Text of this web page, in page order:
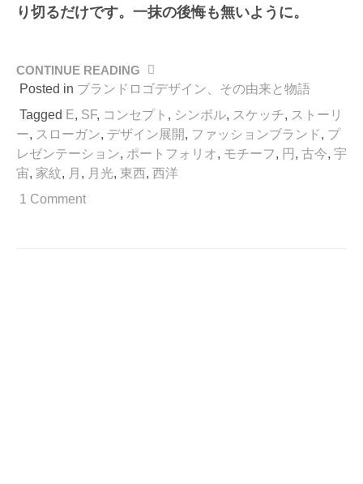
り切るだけです。一抹の後悔も無いように。
CONTINUE READING
“戦
に
臨
む
旗
印、
ロ
Posted in ブランドロゴデザイン、その由来と物語
Tagged E, SF, コンセプト , シンボル, スケッチ, ストーリ
ー, スローガン, デザイン展開, ファッションブランド, プ
レゼンテーション, ポートフォリオ, モチーフ, 円 , 古今, 宇
宙, 家紋, 月 , 月光, 東西, 西洋
1 Comment